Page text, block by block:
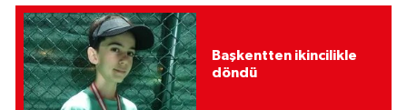
Başkentten ikincilikle
döndü